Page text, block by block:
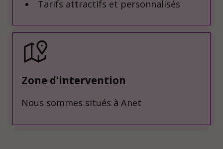
Tarifs attractifs et personnalisés
Zone d'intervention
Nous sommes situés à Anet